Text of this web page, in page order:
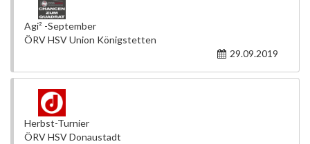
Agi² -September
ÖRV HSV Union Königstetten
29.09.2019
Herbst-Turnier
ÖRV HSV Donaustadt